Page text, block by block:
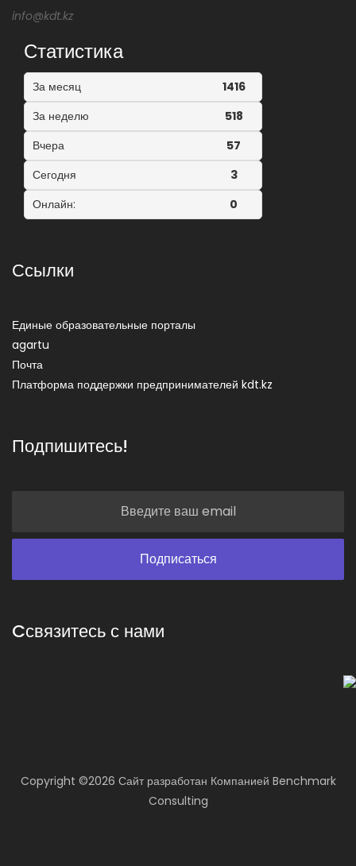
info@kdt.kz
Статистика
За месяц
1416
За неделю
518
Вчера
57
Сегодня
3
Онлайн:
0
Ссылки
Единые образовательные порталы
agartu
Почта
Платформа поддержки предпринимателей kdt.kz
Подпишитесь!
Cсвязитесь с нами
Copyright ©2026 Сайт разработан Компанией Benchmark
Consulting